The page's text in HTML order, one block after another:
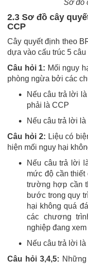
Sơ đồ
2.3 Sơ đồ cây
CCP
Cây quyết định theo
dựa vào cấu trúc 5 câu
Câu hỏi 1: Mối nguy
phòng ngừa bởi các
Nếu câu trả lời
phải là CCP
Nếu câu trả lời
Câu hỏi 2: Liệu có
hiện mối nguy hại
Nếu câu trả lời
mức độ cần thiết
trường hợp cần
bước trong quy
hại không quá
các chương
nghiệp đang
Nếu câu trả lời
Câu hỏi 3,4,5: